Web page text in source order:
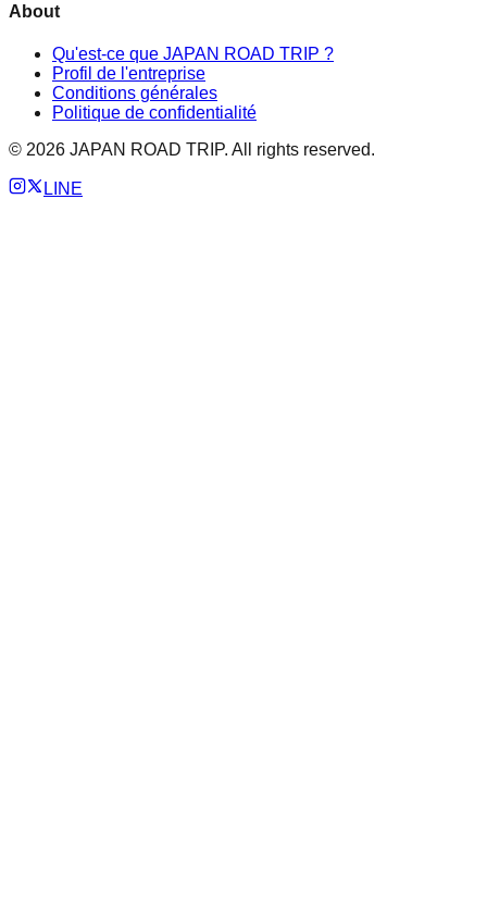
About
Qu'est-ce que JAPAN ROAD TRIP ?
Profil de l'entreprise
Conditions générales
Politique de confidentialité
© 2026 JAPAN ROAD TRIP. All rights reserved.
LINE